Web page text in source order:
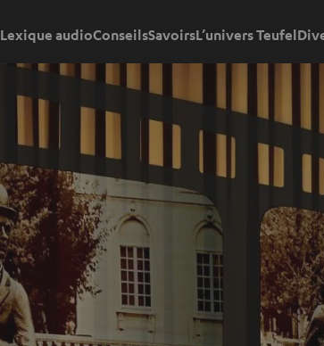
Lexique audioConseilsSavoirsL’univers Teufel